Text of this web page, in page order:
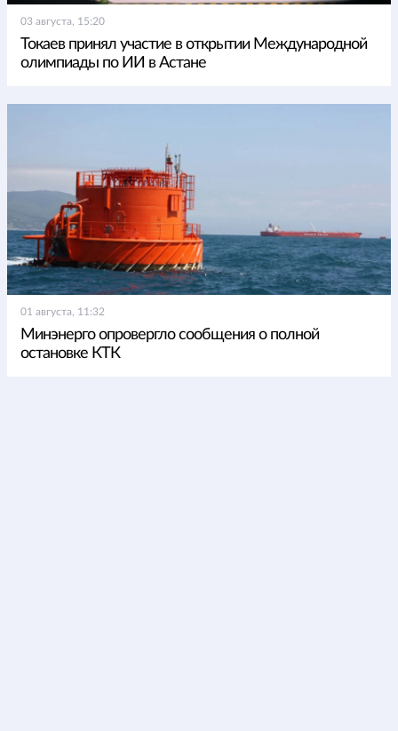
03 августа, 15:20
Токаев принял участие в открытии Международной
олимпиады по ИИ в Астане
01 августа, 11:32
Минэнерго опровергло сообщения о полной
остановке КТК